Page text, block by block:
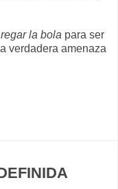
regar la bola para ser
verdadera amenaza